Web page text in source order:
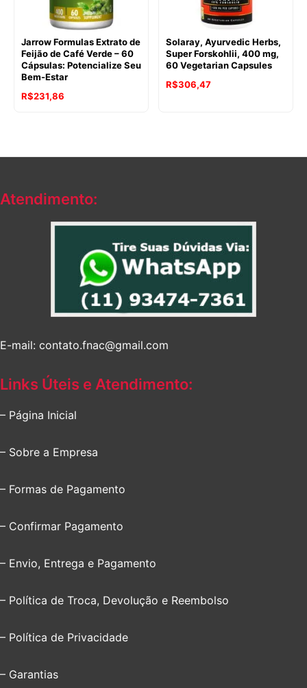
Jarrow Formulas Extrato de
Feijão de Café Verde – 60
Cápsulas: Potencialize Seu
Bem-Estar
R$231,86
Solaray, Ayurvedic Herbs,
Super Forskohlii, 400 mg,
60 Vegetarian Capsules
R$306,47
Atendimento:
E-mail: contato.fnac@gmail.com
Links Úteis e Atendimento:
– Página Inicial
– Sobre a Empresa
– Formas de Pagamento
– Confirmar Pagamento
– Envio, Entrega e Pagamento
– Política de Troca, Devolução e Reembolso
– Política de Privacidade
– Garantias